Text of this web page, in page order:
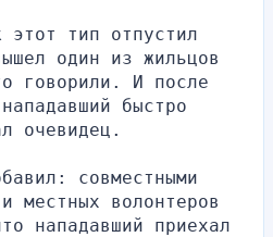
тип отпустил
один из жильцов
говорили. И после
быстро
очевидец.
совместными
местных волонтеров
нападавший приехал